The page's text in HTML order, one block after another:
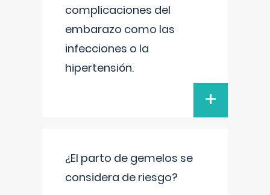
complicaciones del
embarazo como las
infecciones o la
hipertensión.
+
¿El parto de gemelos se
considera de riesgo?